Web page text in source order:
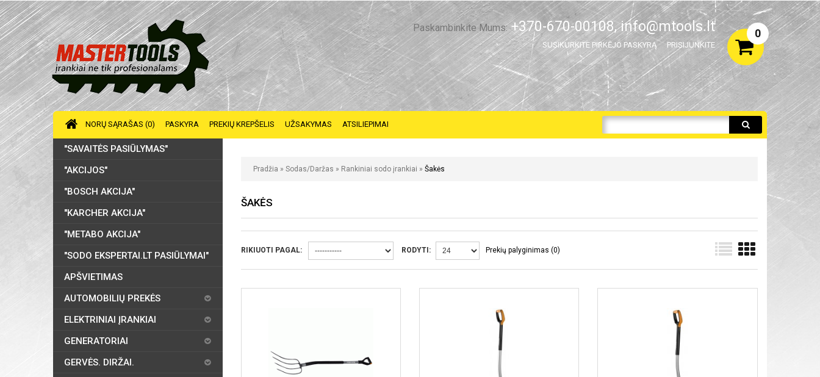
0
Paskambinkite Mums:+370-670-00108,info@mtools.lt
PRISIJUNKITE
SUSIKURKITE PIRKĖJO PASKYRĄ
NORŲ SĄRAŠAS (0) PASKYRA PREKIŲ KREPŠELIS UŽSAKYMAS ATSILIEPIMAI
Pradžia » Sodas/Daržas » Rankiniai sodo įrankiai » Šakės
ŠAKĖS
RIKIUOTI PAGAL: RODYTI: Prekių palyginimas (0)
"SAVAITĖS PASIŪLYMAS"
"AKCIJOS"
"BOSCH AKCIJA"
"KARCHER AKCIJA"
"METABO AKCIJA"
"SODO EKSPERTAI.LT PASIŪLYMAI"
APŠVIETIMAS
AUTOMOBILIŲ PREKĖS
ELEKTRINIAI ĮRANKIAI
GENERATORIAI
GERVĖS. DIRŽAI.